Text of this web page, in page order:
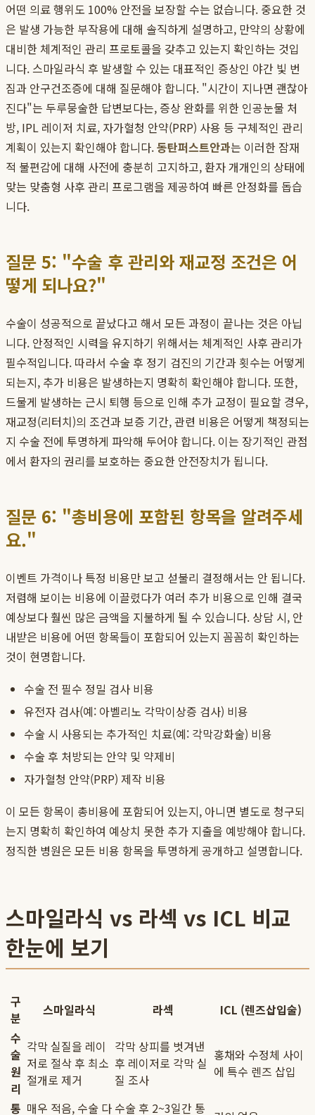
어떤 의료 행위도 100% 안전을 보장할 수는 없습니다. 중요한 것
은 발생 가능한 부작용에 대해 솔직하게 설명하고, 만약의 상황에
대비한 체계적인 관리 프로토콜을 갖추고 있는지 확인하는 것입
니다. 스마일라식 후 발생할 수 있는 대표적인 증상인 야간 빛 번
짐과 안구건조증에 대해 질문해야 합니다. "시간이 지나면 괜찮아
진다"는 두루뭉술한 답변보다는, 증상 완화를 위한 인공눈물 처
방, IPL 레이저 치료, 자가혈청 안약(PRP) 사용 등 구체적인 관리
계획이 있는지 확인해야 합니다.동탄퍼스트안과는 이러한 잠재
적 불편감에 대해 사전에 충분히 고지하고, 환자 개개인의 상태에
맞는 맞춤형 사후 관리 프로그램을 제공하여 빠른 안정화를 돕습
니다.
질문 5: "수술 후 관리와 재교정 조건은 어
떻게 되나요?"
수술이 성공적으로 끝났다고 해서 모든 과정이 끝나는 것은 아닙
니다. 안정적인 시력을 유지하기 위해서는 체계적인 사후 관리가
필수적입니다. 따라서 수술 후 정기 검진의 기간과 횟수는 어떻게
되는지, 추가 비용은 발생하는지 명확히 확인해야 합니다. 또한,
드물게 발생하는 근시 퇴행 등으로 인해 추가 교정이 필요할 경우,
재교정(리터치)의 조건과 보증 기간, 관련 비용은 어떻게 책정되는
지 수술 전에 투명하게 파악해 두어야 합니다. 이는 장기적인 관점
에서 환자의 권리를 보호하는 중요한 안전장치가 됩니다.
질문 6: "총비용에 포함된 항목을 알려주세
요."
이벤트 가격이나 특정 비용만 보고 섣불리 결정해서는 안 됩니다.
저렴해 보이는 비용에 이끌렸다가 여러 추가 비용으로 인해 결국
예상보다 훨씬 많은 금액을 지불하게 될 수 있습니다. 상담 시, 안
내받은 비용에 어떤 항목들이 포함되어 있는지 꼼꼼히 확인하는
것이 현명합니다.
수술 전 필수 정밀 검사 비용
유전자 검사(예: 아벨리노 각막이상증 검사) 비용
수술 시 사용되는 추가적인 치료(예: 각막강화술) 비용
수술 후 처방되는 안약 및 약제비
자가혈청 안약(PRP) 제작 비용
이 모든 항목이 총비용에 포함되어 있는지, 아니면 별도로 청구되
는지 명확히 확인하여 예상치 못한 추가 지출을 예방해야 합니다.
정직한 병원은 모든 비용 항목을 투명하게 공개하고 설명합니다.
스마일라식 vs 라섹 vs ICL 비교
한눈에 보기
구
분
스마일라식 라섹
ICL (렌즈삽입술)
수
술
원
리
각막 실질을 레이
저로 절삭 후 최소
절개로 제거
각막 상피를 벗겨낸
후 레이저로 각막 실
질 조사
홍채와 수정체 사이
에 특수 렌즈 삽입
통 매우 적음, 수술 다 수술 후 2~3일간 통